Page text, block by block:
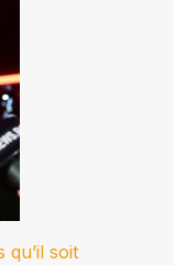
qu’il soit